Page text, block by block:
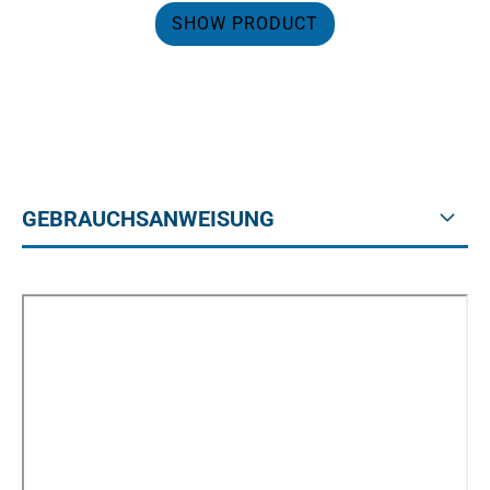
SHOW PRODUCT
GEBRAUCHSANWEISUNG